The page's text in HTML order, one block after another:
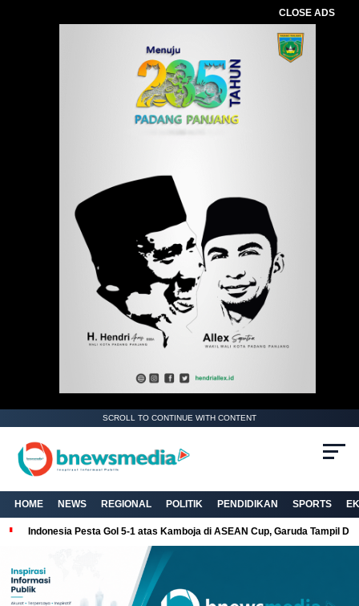
CLOSE ADS
SCROLL TO CONTINUE WITH CONTENT
HOME NEWS REGIONAL POLITIK PENDIDIKAN SPORTS
Indonesia Pesta Gol 5-1 atas Kamboja di ASEAN Cup, Garuda Tampil